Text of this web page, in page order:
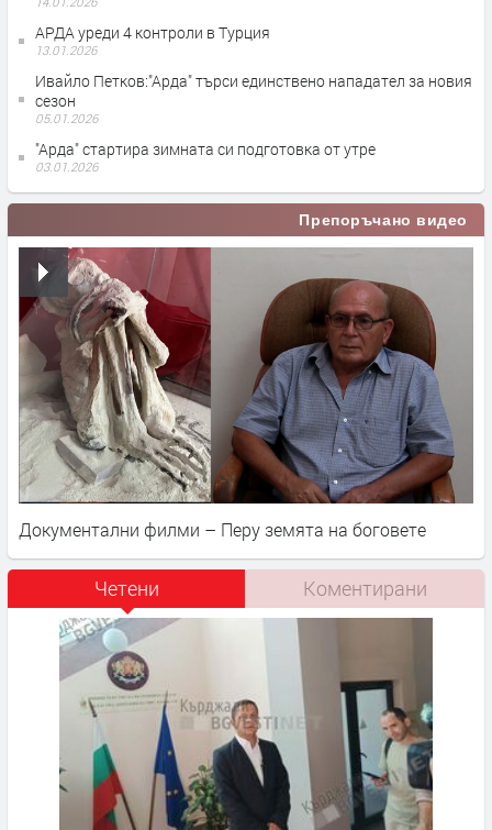
АРДА уреди 4 контроли в Турция
13.01.2026
Ивайло Петков:"Арда" търси единствено нападател за новия
сезон
05.01.2026
"Арда" стартира зимната си подготовка от утре
03.01.2026
Препоръчано видео
Документални филми – Перу земята на боговете
Четени Коментирани